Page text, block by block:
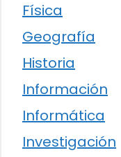
Física
Geografía
Historia
Información
Informática
Investigación